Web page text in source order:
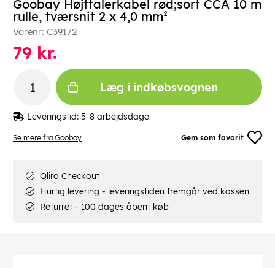
Se mere fra Goobay Gem som favorit
Goobay Højttalerkabel rød;sort CCA 10 m
rulle, tværsnit 2 x 4,0 mm²
Varenr: C39172
79 kr.
Læg i indkøbsvognen
Leveringstid: 5-8 arbejdsdage
Qliro Checkout
Hurtig levering - leveringstiden fremgår ved kassen
Returret - 100 dages åbent køb